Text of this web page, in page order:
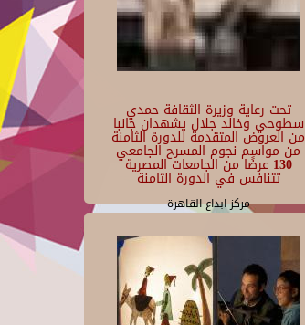
تحت رعاية وزيرة الثقافة حمدي
سطوحي وخالد جلال يشهدان جانبا
من العروض المتقدمة للدورة الثامنة
من مواسم نجوم المسرح الجامعي
130 عرضًا من الجامعات المصرية
تتنافس في الدورة الثامنة
مركز ابداع القاهرة